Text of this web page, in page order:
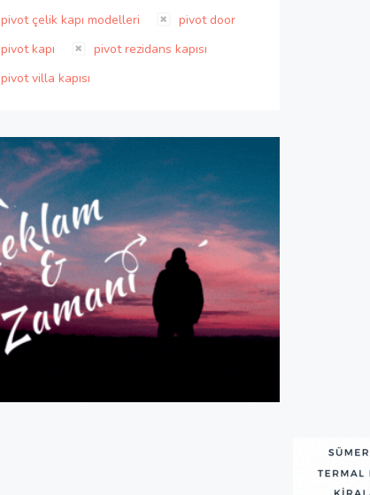
pivot çelik kapı modelleri
pivot door
pivot kapı
pivot rezidans kapısı
pivot villa kapısı